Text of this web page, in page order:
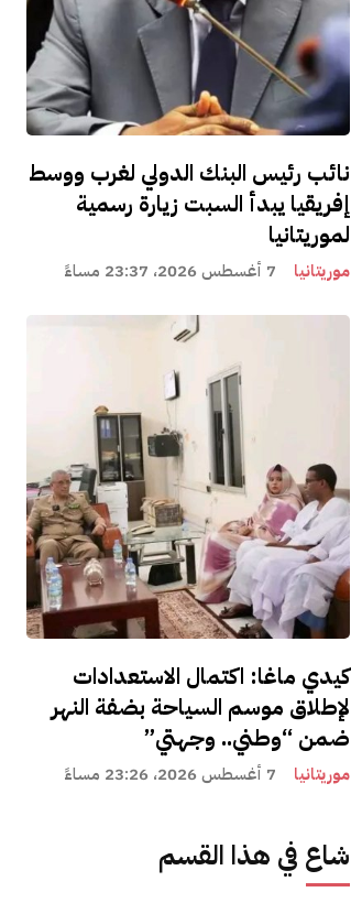
نائب رئيس البنك الدولي لغرب ووسط
إفريقيا يبدأ السبت زيارة رسمية
لموريتانيا
موريتانيا 7 أغسطس 2026، 23:37 مساءً
كيدي ماغا: اكتمال الاستعدادات
لإطلاق موسم السياحة بضفة النهر
ضمن “وطني.. وجهتي”
موريتانيا 7 أغسطس 2026، 23:26 مساءً
شاع في هذا القسم